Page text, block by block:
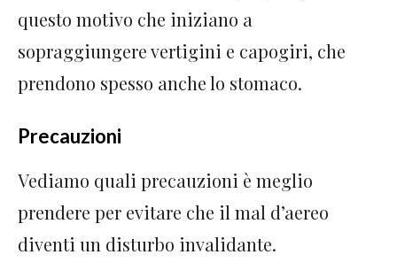
questo motivo che iniziano a
sopraggiungere vertigini e capogiri, che
prendono spesso anche lo stomaco.
Precauzioni
Vediamo quali precauzioni è meglio
prendere per evitare che il mal d’aereo
diventi un disturbo invalidante.